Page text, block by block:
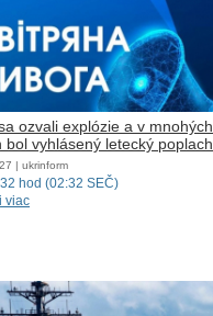
ozvali explózie a v mnohých
bol vyhlásený letecký poplach
| ukrinform
hod (02:32 SEČ)
viac